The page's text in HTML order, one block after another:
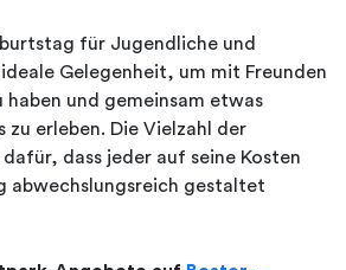
für Jugendliche und
Gelegenheit, um mit Freunden
haben und gemeinsam etwas
zu erleben. Die Vielzahl der
dass jeder auf seine Kosten
abwechslungsreich gestaltet